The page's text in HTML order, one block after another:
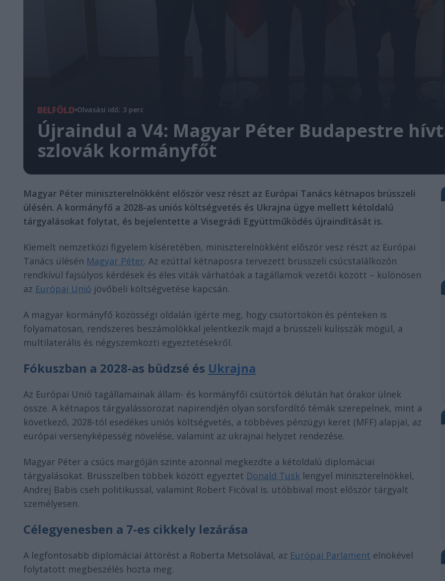
BELFÖLD Olvasási idő: 3 perc
Újraindul a V4: Magyar Péter Budapestre
szlovák kormányfőt
Magyar Péter miniszterelnökként először vesz részt az Európai Tanács kétnapos brüsszeli
ülésén. A kormányfő a 2028-as uniós költségvetés és Ukrajna ügye mellett kétoldalú
tárgyalásokat folytat, és bejelentette a Visegrádi Együttműködés újraindítását is.
Kiemelt nemzetközi figyelem kíséretében, miniszterelnökként először vesz részt az Európai
Tanács ülésén Magyar Péter. Az ezúttal kétnaposra tervezett brüsszeli csúcstalálkozón
rendkívül fajsúlyos kérdések és éles viták várhatóak a tagállamok vezetői között – különösen
az Európai Unió jövőbeli költségvetése kapcsán.
A magyar kormányfő közösségi oldalán ígérte meg, hogy csütörtökön és pénteken is
folyamatosan, rendszeres beszámolókkal jelentkezik majd a brüsszeli kulisszák mögül, a
multilaterális és négyszemközti egyeztetésekről.
Fókuszban a 2028-as büdzsé és Ukrajna
Az Európai Unió tagállamainak állam- és kormányfői csütörtök délután hat órakor ülnek
össze. A kétnapos tárgyalássorozat napirendjén olyan sorsfordító témák szerepelnek, mint a
következő, 2028-tól esedékes uniós költségvetés, a többéves pénzügyi keret (MFF) alapjai, az
európai versenyképesség növelése, valamint az ukrajnai helyzet rendezése.
Magyar Péter a csúcs margóján szinte azonnal megkezdte a kétoldalú diplomáciai
tárgyalásokat. Brüsszelben többek között egyeztet Donald Tusk lengyel miniszterelnökkel,
Andrej Babis cseh politikussal, valamint Robert Ficóval is. utóbbival most először tárgyalt
személyesen.
Célegyenesben a 7-es cikkely lezárása
A legfontosabb diplomáciai áttörést a Roberta Metsolával, az Európai Parlament elnökével
folytatott megbeszélés hozta meg.